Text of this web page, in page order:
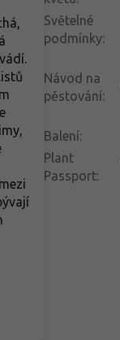
Světelné
podmínky:
Návod na
pěstování:
Balení:
Plant
Passport: